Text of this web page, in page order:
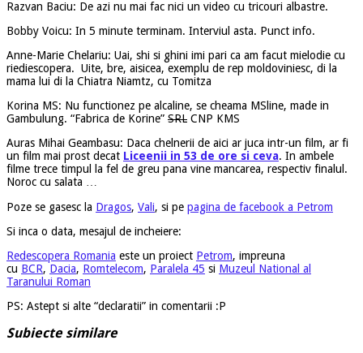
Razvan Baciu: De azi nu mai fac nici un video cu tricouri albastre.
Bobby Voicu: In 5 minute terminam. Interviul asta. Punct info.
Anne-Marie Chelariu: Uai, shi si ghini imi pari ca am facut mielodie cu
riediescopera. Uite, bre, aisicea, exemplu de rep moldoviniesc, di la
mama lui di la Chiatra Niamtz, cu Tomitza
Korina MS: Nu functionez pe alcaline, se cheama MSline, made in
Gambulung. “Fabrica de Korine” SRL CNP KMS
Auras Mihai Geambasu: Daca chelnerii de aici ar juca intr-un film, ar fi
un film mai prost decat Liceenii in 53 de ore si ceva. In ambele
filme trece timpul la fel de greu pana vine mancarea, respectiv finalul.
Noroc cu salata …
Poze se gasesc la Dragos, Vali, si pe pagina de facebook a Petrom
Si inca o data, mesajul de incheiere:
Redescopera Romania este un proiect Petrom, impreuna
cu BCR, Dacia, Romtelecom, Paralela 45 si Muzeul National al
Taranului Roman
PS: Astept si alte “declaratii” in comentarii :P
Subiecte similare